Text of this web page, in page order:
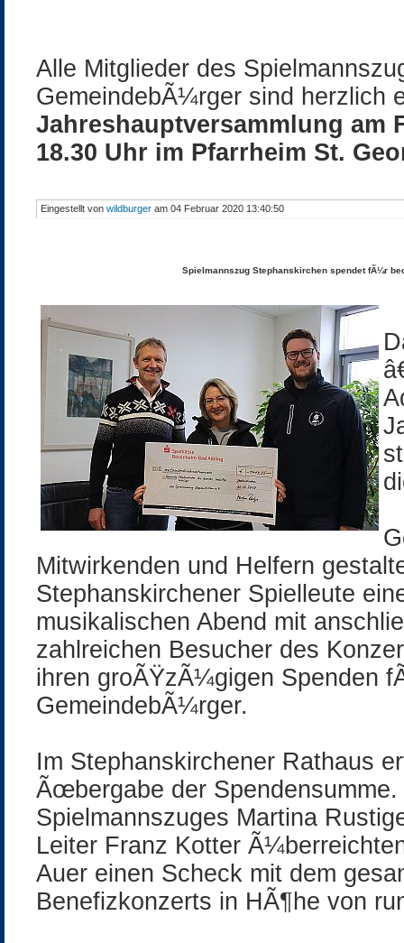
Alle Mitglieder des
GemeindebÃ¼rger sind herzlich
Jahreshauptversammlung am
18.30 Uhr im Pfarrheim St.
Eingestellt von wildburger am 04 Februar 2020 13:40:50
Spielmannszug Stephanskirchen spendet fÃ¼r
Mitwirkenden und Helfern
Stephanskirchener Spielleute
musikalischen Abend mit
zahlreichen Besucher des
ihren groÃŸzÃ¼gigen Spenden
GemeindebÃ¼rger.
Im Stephanskirchener Rathaus
Ãœbergabe der
Spielmannszuges Martina
Leiter Franz Kotter
Auer einen Scheck mit dem
Benefizkonzerts in HÃ¶he von